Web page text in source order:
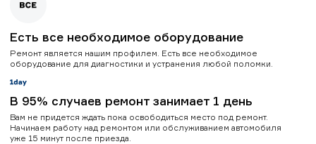
Есть все необходимое оборудование
Ремонт является нашим профилем. Есть все необходимое
оборудование для диагностики и устранения любой поломки.
В 95% случаев ремонт занимает 1 день
Вам не придется ждать пока освободиться место под ремонт.
Начинаем работу над ремонтом или обслуживанием автомобиля
уже 15 минут после приезда.